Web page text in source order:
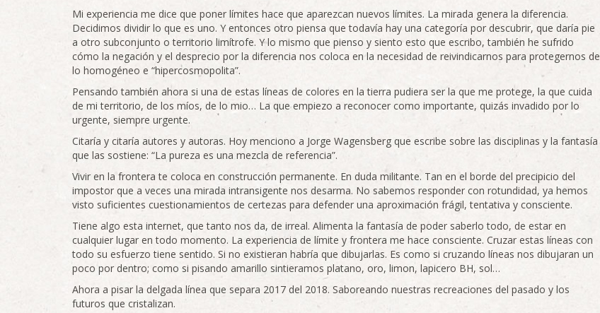
Mi experiencia me dice que poner límites hace que aparezcan nuevos límites. La mirada genera la diferencia.
Decidimos dividir lo que es uno. Y entonces otro piensa que todavía hay una categoría por descubrir, que daría pie
a otro subconjunto o territorio limítrofe. Y lo mismo que pienso y siento esto que escribo, también he sufrido
cómo la negación y el desprecio por la diferencia nos coloca en la necesidad de reivindicarnos para protegernos de
lo homogéneo e “hipercosmopolita”.
Pensando también ahora si una de estas líneas de colores en la tierra pudiera ser la que me protege, la que cuida
de mi territorio, de los míos, de lo mio… La que empiezo a reconocer como importante, quizás invadido por lo
urgente, siempre urgente.
Citaría y citaría autores y autoras. Hoy menciono a Jorge Wagensberg que escribe sobre las disciplinas y la fantasía
que las sostiene: “La pureza es una mezcla de referencia”.
Vivir en la frontera te coloca en construcción permanente. En duda militante. Tan en el borde del precipicio del
impostor que a veces una mirada intransigente nos desarma. No sabemos responder con rotundidad, ya hemos
visto suficientes cuestionamientos de certezas para defender una aproximación frágil, tentativa y consciente.
Tiene algo esta internet, que tanto nos da, de irreal. Alimenta la fantasía de poder saberlo todo, de estar en
cualquier lugar en todo momento. La experiencia de límite y frontera me hace consciente. Cruzar estas líneas con
todo su esfuerzo tiene sentido. Si no existieran habría que dibujarlas. Es como si cruzando líneas nos dibujaran un
poco por dentro; como si pisando amarillo sintieramos platano, oro, limon, lapicero BH, sol…
Ahora a pisar la delgada línea que separa 2017 del 2018. Saboreando nuestras recreaciones del pasado y los
futuros que cristalizan.